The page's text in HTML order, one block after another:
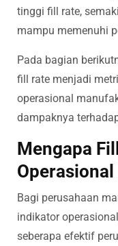
tinggi fill rate,
mampu memenuhi
Pada bagian
fill rate menjadi
operasional
dampaknya
Mengapa
Bagi perusahaan
indikator
seberapa efektif